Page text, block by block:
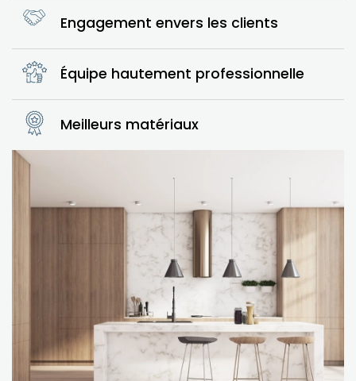
Engagement envers les clients
Équipe hautement professionnelle
Meilleurs matériaux